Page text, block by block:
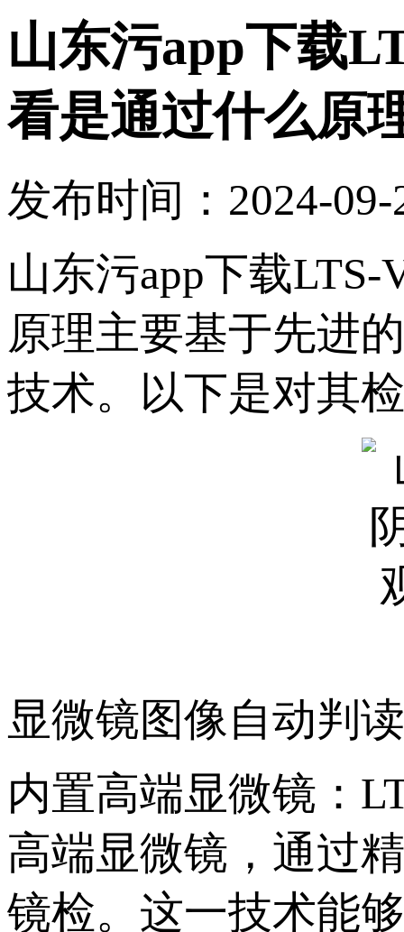
山东污app下载
看是通过什么原理
发布时间：2024-
山东污app下载LTS-
原理主要基于先进
技术。以下是对其
显微镜图像自动判
内置高端显微镜
高端显微镜，通过
镜检。这一技术